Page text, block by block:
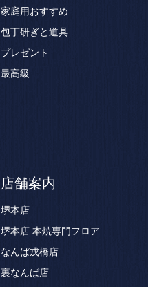
家庭用おすすめ
包丁研ぎと道具
プレゼント
最高級
店舗案内
堺本店
堺本店 本焼専門フロア
なんば戎橋店
裏なんば店